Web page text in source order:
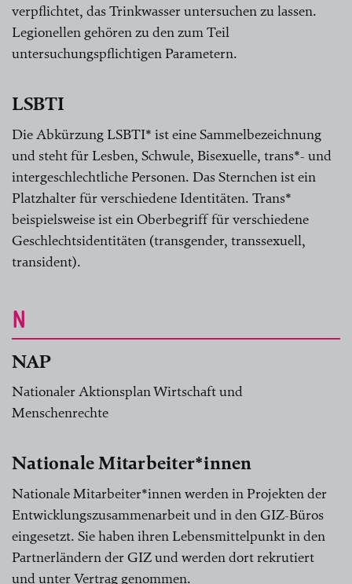
verpflichtet, das Trinkwasser untersuchen zu lassen.
Legionellen gehören zu den zum Teil
untersuchungspflichtigen Parametern.
LSBTI
Die Abkürzung LSBTI* ist eine Sammelbezeichnung
und steht für Lesben, Schwule, Bisexuelle, trans*- und
intergeschlechtliche Personen. Das Sternchen ist ein
Platzhalter für verschiedene Identitäten. Trans*
beispielsweise ist ein Oberbegriff für verschiedene
Geschlechtsidentitäten (transgender, transsexuell,
transident).
N
NAP
Nationaler Aktionsplan Wirtschaft und
Menschenrechte
Nationale Mitarbeiter*innen
Nationale Mitarbeiter*innen werden in Projekten der
Entwicklungszusammenarbeit und in den GIZ-Büros
eingesetzt. Sie haben ihren Lebensmittelpunkt in den
Partnerländern der GIZ und werden dort rekrutiert
und unter Vertrag genommen.